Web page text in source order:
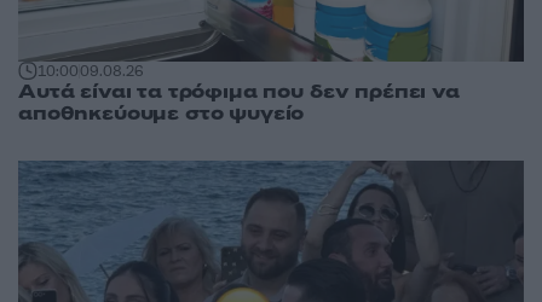
10:0009.08.26
Αυτά είναι τα τρόφιμα που δεν πρέπει να
αποθηκεύουμε στο ψυγείο